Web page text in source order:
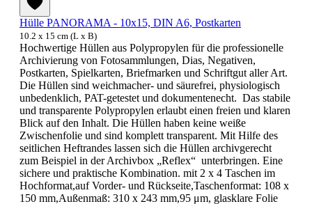
Hülle PANORAMA - 10x15, DIN A6, Postkarten
10.2 x 15 cm (L x B)
Hochwertige Hüllen aus Polypropylen für die professionelle
Archivierung von Fotosammlungen, Dias, Negativen,
Postkarten, Spielkarten, Briefmarken und Schriftgut aller Art.
Die Hüllen sind weichmacher- und säurefrei, physiologisch
unbedenklich, PAT-getestet und dokumentenecht. Das stabile
und transparente Polypropylen erlaubt einen freien und klaren
Blick auf den Inhalt. Die Hüllen haben keine weiße
Zwischenfolie und sind komplett transparent. Mit Hilfe des
seitlichen Heftrandes lassen sich die Hüllen archivgerecht
zum Beispiel in der Archivbox „Reflex“ unterbringen. Eine
sichere und praktische Kombination. mit 2 x 4 Taschen im
Hochformat,auf Vorder- und Rückseite,Taschenformat: 108 x
150 mm,Außenmaß: 310 x 243 mm,95 μm, glasklare Folie